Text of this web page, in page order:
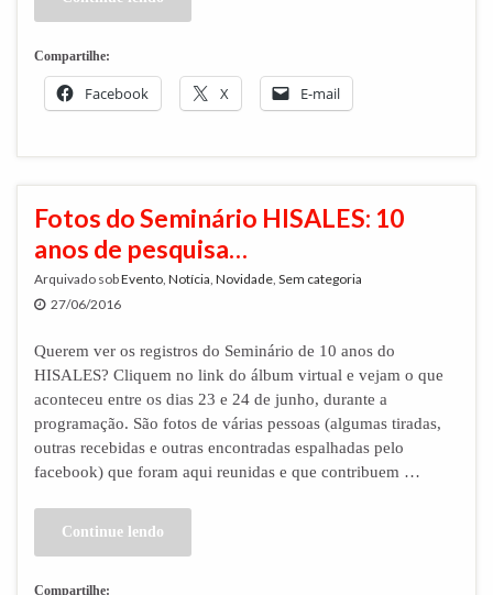
Compartilhe:
Facebook X E-mail
Fotos do Seminário HISALES: 10
anos de pesquisa…
Arquivado sobEvento Notícia Novidade Sem categoria
27/06/2016
Querem ver os registros do Seminário de 10 anos do
HISALES? Cliquem no link do álbum virtual e vejam o que
aconteceu entre os dias 23 e 24 de junho, durante a
programação. São fotos de várias pessoas (algumas tiradas,
outras recebidas e outras encontradas espalhadas pelo
facebook) que foram aqui reunidas e que contribuem …
Continue lendo
Compartilhe: